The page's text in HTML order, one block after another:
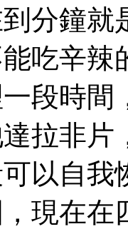
分鐘
吃辛辣
段時
拉非
以自我
現在在